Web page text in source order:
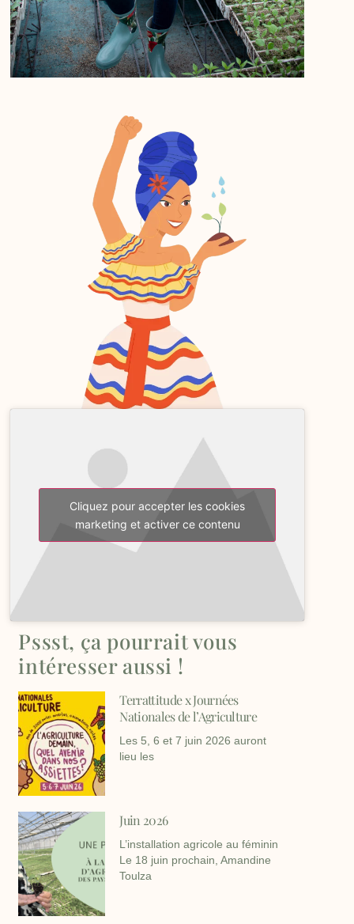
Cliquez pour accepter les cookies
marketing et activer ce contenu
Pssst, ça pourrait vous
intéresser aussi !
Terrattitude x Journées
Nationales de l’Agriculture
Les 5, 6 et 7 juin 2026 auront
lieu les
Juin 2026
L’installation agricole au féminin
Le 18 juin prochain, Amandine
Toulza